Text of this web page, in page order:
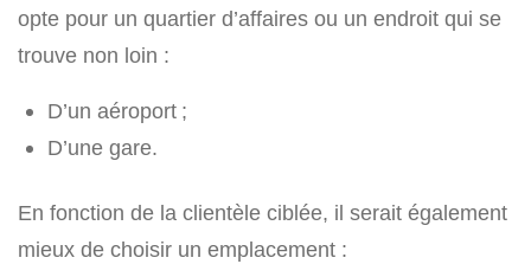
opte pour un quartier d’affaires ou un endroit qui se
trouve non loin :
D’un aéroport ;
D’une gare.
En fonction de la clientèle ciblée, il serait également
mieux de choisir un emplacement :